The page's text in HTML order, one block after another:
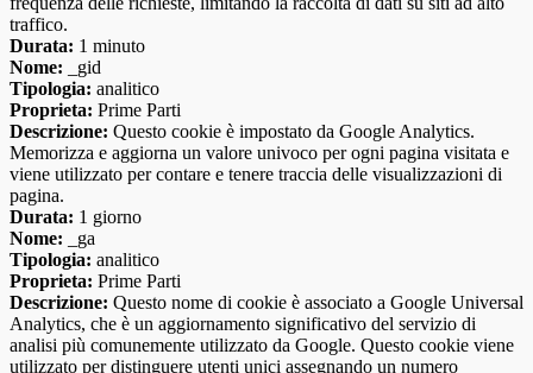
traffico.
Durata: 1 minuto
Nome: _gid
Tipologia: analitico
Proprieta: Prime Parti
Descrizione: Questo cookie è impostato da Google Analytics.
Memorizza e aggiorna un valore univoco per ogni pagina visitata e
viene utilizzato per contare e tenere traccia delle visualizzazioni di
pagina.
Durata: 1 giorno
Nome: _ga
Tipologia: analitico
Proprieta: Prime Parti
Descrizione: Questo nome di cookie è associato a Google Universal
Analytics, che è un aggiornamento significativo del servizio di
analisi più comunemente utilizzato da Google. Questo cookie viene
utilizzato per distinguere utenti unici assegnando un numero